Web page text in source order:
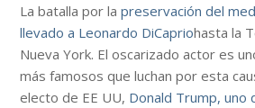
La batalla por lapreservación del
llevado a Leonardo DiCapriohasta la
Nueva York. El oscarizado actor es
más famosos que luchan por esta
electo de EE UU, Donald Trump, uno